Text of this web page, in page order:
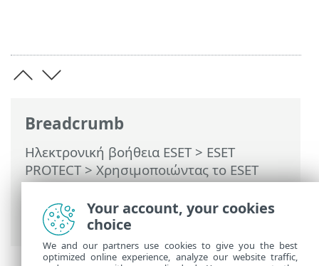
Breadcrumb
Ηλεκτρονική βοήθεια ESET> ESET
PROTECT>Χρησιμοποιώντας το ESET
PROTECT>ESET PROTECT Κύριο μενού>
Εργασίες
>Εργασίες υπολογιστή-πελάτη
> Κατάργηση εγκατάστασης λογισμικού
Your account, your cookies
choice
We and our partners use cookies to give you the best
optimized online experience, analyze our website traffic,